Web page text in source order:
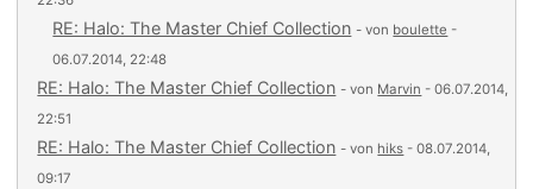
RE: Halo: The Master Chief Collection - von boulette -
06.07.2014, 22:48
RE: Halo: The Master Chief Collection - von Marvin - 06.07.2014,
22:51
RE: Halo: The Master Chief Collection - von hiks - 08.07.2014,
09:17